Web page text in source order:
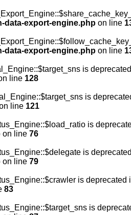
data-export-engine.php on line
data-export-engine.php on line
is
line 128
is
line 121
is
on line 76
is
on line 79
is deprecated
83
is